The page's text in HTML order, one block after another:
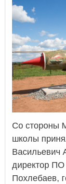
Со стороны
школы
Васильевич
директор
Похлебаев,